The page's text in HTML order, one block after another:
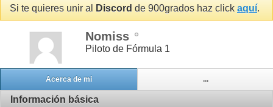
Si te quieres unir al Discord de 900grados haz click aquí.
Nomiss
Piloto de Fórmula 1
Acerca de mi ...
Información básica